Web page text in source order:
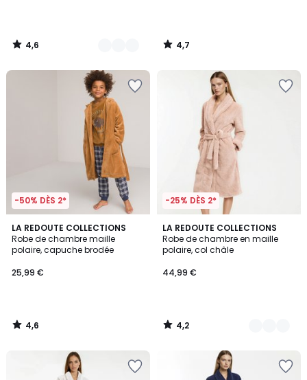
4,6
/
4,7
/
-50% DÈS 2*
LA REDOUTE COLLECTIONS
Robe de chambre maille
polaire, capuche brodée
25,99 €
4,6
/ 5
4,6
/
-25% DÈS 2*
LA REDOUTE COLLECTIONS
Robe de chambre en maille
polaire, col châle
44,99 €
4,2
/ 5
3
Couleurs
4,2
/